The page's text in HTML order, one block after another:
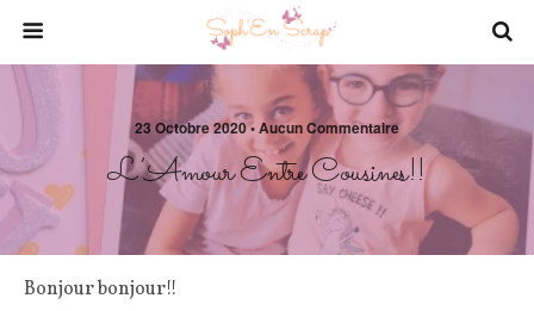
23 Octobre 2020 • Aucun Commentaire
L’Amour Entre Cousines!!
Bonjour bonjour!!